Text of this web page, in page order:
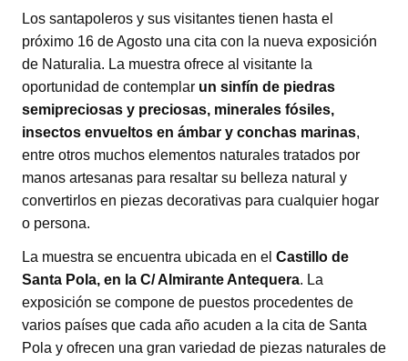
Los santapoleros y sus visitantes tienen hasta el
próximo 16 de Agosto una cita con la nueva exposición
de Naturalia. La muestra ofrece al visitante la
oportunidad de contemplar un sinfín de piedras
semipreciosas y preciosas, minerales fósiles,
insectos envueltos en ámbar y conchas marinas,
entre otros muchos elementos naturales tratados por
manos artesanas para resaltar su belleza natural y
convertirlos en piezas decorativas para cualquier hogar
o persona.
La muestra se encuentra ubicada en el Castillo de
Santa Pola, en la C/ Almirante Antequera. La
exposición se compone de puestos procedentes de
varios países que cada año acuden a la cita de Santa
Pola y ofrecen una gran variedad de piezas naturales de